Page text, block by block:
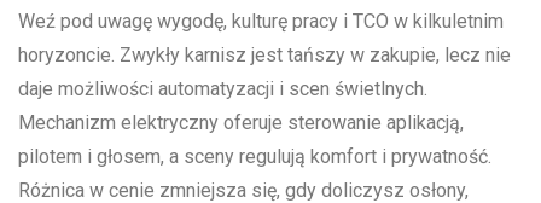
Weź pod uwagę wygodę, kulturę pracy i TCO w kilkuletnim
horyzoncie. Zwykły karnisz jest tańszy w zakupie, lecz nie
daje możliwości automatyzacji i scen świetlnych.
Mechanizm elektryczny oferuje sterowanie aplikacją,
pilotem i głosem, a sceny regulują komfort i prywatność.
Różnica w cenie zmniejsza się, gdy doliczysz osłony,